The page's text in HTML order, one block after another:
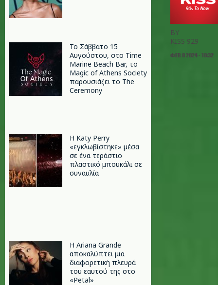
Το Σάββατο 15
Αυγούστου, στο Time
Marine Beach Bar, το
Magic of Athens Society
παρουσιάζει το The
Ceremony
H Katy Perry
«εγκλωβίστηκε» μέσα
σε ένα τεράστιο
πλαστικό μπουκάλι σε
συναυλία
Η Ariana Grande
αποκαλύπτει μια
διαφορετική πλευρά
του εαυτού της στο
«Petal»
BY
KISS 929
ΦΕΒ 8 2024 - 10:32